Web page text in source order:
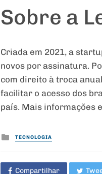
Sobre a
Criada em 2021, a
novos por assinatura.
com direito à troca
facilitar o acesso dos
país. Mais informações
Posted
in
TECNOLOGIA
Compartilhar